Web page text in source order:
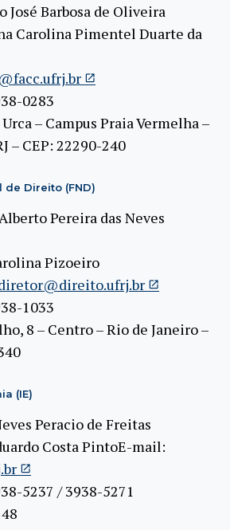
José Barbosa de Oliveira
Carolina Pimentel Duarte da
0283
– Campus Praia Vermelha –
– CEP: 22290-240
Direito (FND)
Pereira das Neves
Pizoeiro
1033
8 – Centro – Rio de Janeiro –
(IE)
Peracio de Freitas
Costa PintoE-mail:
5237 / 3938-5271